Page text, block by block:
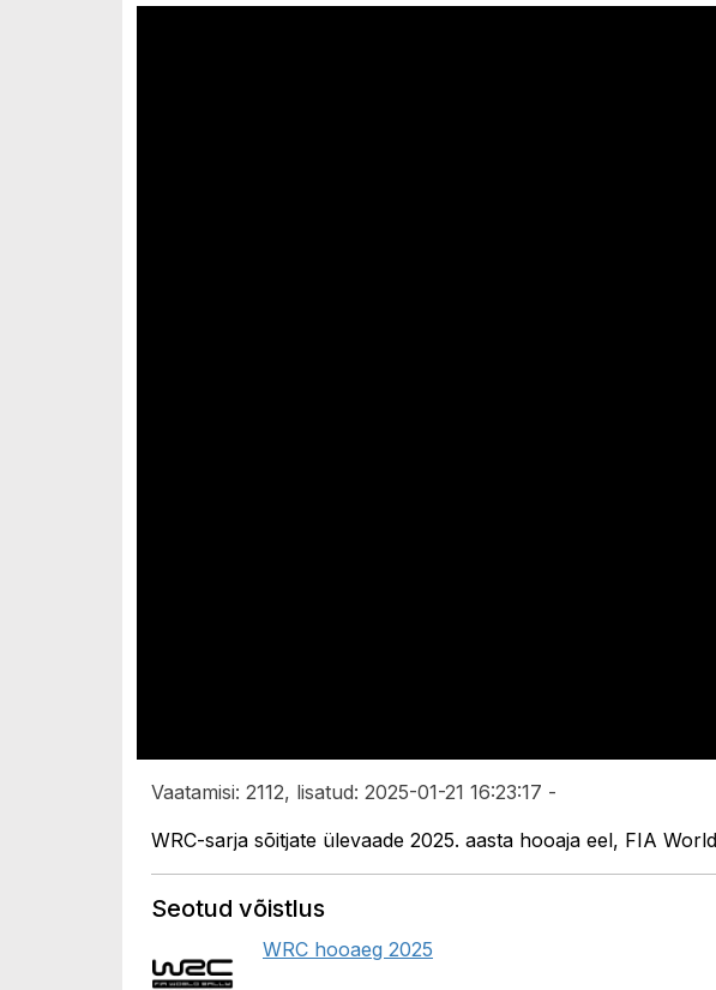
Vaatamisi: 2112, lisatud: 2025-01-21 16:23:17 -
WRC-sarja sõitjate ülevaade 2025. aasta hooaja eel, FIA
Seotud võistlus
WRC hooaeg 2025